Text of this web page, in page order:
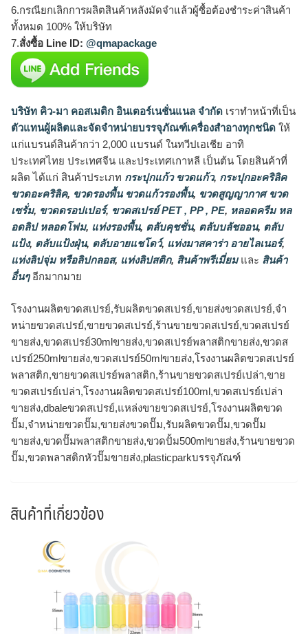
6.กรณียกเลิกการผลิตสินค้าหลังมัดจำแล้วผู้ซื้อต้องชำระค่าสินค้า
ทั้งหมด 100% ให้บริษัท
7.สั่งซื้อ Line ID: @qmapackage
บริษัท คิว-มา คอสเมติก อินเตอร์เนชั่นแนล จำกัด เราทำหน้าที่เป็น
ตัวแทนผู้ผลิตและจัดจำหน่ายบรรจุภัณฑ์เครื่องสำอางทุกชนิด ให้
แก่แบรนด์สินค้ากว่า 2,000 แบรนด์ ในทวีปเอเชีย อาทิ
ประเทศไทย ประเทศจีน และประเทศเกาหลี เป็นต้น โดยสินค้าที่
ผลิต ได้แก่ สินค้าประเภท กระปุกแก้ว ขวดแก้ว, กระปุกอะคริลิค
ขวดอะคริลิค, ขวดรองพื้น ขวดแก้วรองพื้น, ขวดสูญญากาศ ขวด
เซรั่ม, ขวดดรอปเปอร์, ขวดสเปรย์ PET , PP , PE, หลอดครีม หล
อดลิป หลอดโฟม, แท่งรองพื้น, ตลับคุชชั่น, ตลับบลัชออน, ตลับ
แป้ง, ตลับแป้งฝุ่น, ตลับอายแชโดว์, แท่งมาสคาร่า อายไลเนอร์,
แท่งลิปจุ่ม หรือลิปกลอส, แท่งลิปสติก, สินค้าพรีเมี่ยมและ สินค้า
อื่นๆอีกมากมาย
โรงงานผลิตขวดสเปรย์,รับผลิตขวดสเปรย์,ขายส่งขวดสเปรย์,จำ
หน่ายขวดสเปรย์,ขายขวดสเปรย์,ร้านขายขวดสเปรย์,ขวดสเปรย์
ขายส่ง,ขวดสเปรย์30mlขายส่ง,ขวดสเปรย์พลาสติกขายส่ง,ขวดส
เปรย์250mlขายส่ง,ขวดสเปรย์50mlขายส่ง,โรงงานผลิตขวดสเปรย์
พลาสติก,ขายขวดสเปรย์พลาสติก,ร้านขายขวดสเปรย์เปล่า,ขาย
ขวดสเปรย์เปล่า,โรงงานผลิตขวดสเปรย์100ml,ขวดสเปรย์เปล่า
ขายส่ง,dbaleขวดสเปรย์,แหล่งขายขวดสเปรย์,โรงงานผลิตขวด
ปั๊ม,จำหน่ายขวดปั๊ม,ขายส่งขวดปั๊ม,รับผลิตขวดปั๊ม,ขวดปั๊ม
ขายส่ง,ขวดปั๊มพลาสติกขายส่ง,ขวดปั้ม500mlขายส่ง,ร้านขายขวด
ปั๊ม,ขวดพลาสติกหัวปั๊มขายส่ง,plasticparkบรรจุภัณฑ์
สินค้าที่เกี่ยวข้อง